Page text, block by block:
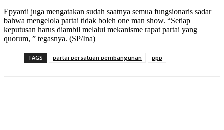
Epyardi juga mengatakan sudah saatnya semua fungsionaris sadar
bahwa mengelola partai tidak boleh one man show. “Setiap
keputusan harus diambil melalui mekanisme rapat partai yang
quorum, ” tegasnya. (SP/Ina)
TAGS partai persatuan pembangunan ppp